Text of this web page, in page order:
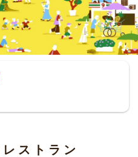
ストラン